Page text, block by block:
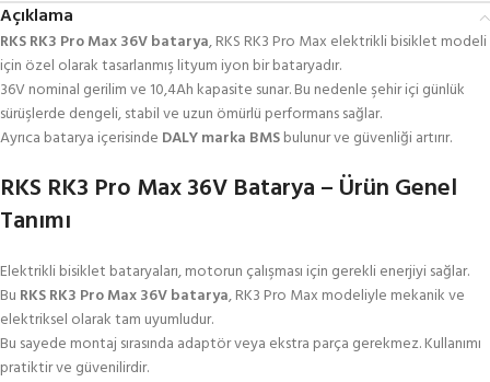
Açıklama
RKS RK3 Pro Max 36V batarya, RKS RK3 Pro Max elektrikli bisiklet modeli
için özel olarak tasarlanmış lityum iyon bir bataryadır.
36V nominal gerilim ve 10,4Ah kapasite sunar. Bu nedenle şehir içi günlük
sürüşlerde dengeli, stabil ve uzun ömürlü performans sağlar.
Ayrıca batarya içerisinde DALY marka BMSbulunur ve güvenliği artırır.
RKS RK3 Pro Max 36V Batarya – Ürün Genel
Tanımı
Elektrikli bisiklet bataryaları, motorun çalışması için gerekli enerjiyi sağlar.
Bu RKS RK3 Pro Max 36V batarya, RK3 Pro Max modeliyle mekanik ve
elektriksel olarak tam uyumludur.
Bu sayede montaj sırasında adaptör veya ekstra parça gerekmez. Kullanımı
pratiktir ve güvenilirdir.